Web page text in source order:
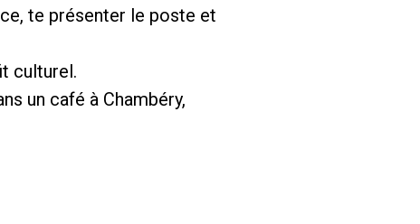
te présenter le poste et
culturel.
un café à Chambéry,